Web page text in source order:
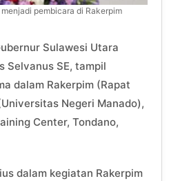
pembicara di Rakerpim
Sulawesi Utara
Selvanus SE, tampil
dalam Rakerpim (Rapat
Negeri Manado),
Center, Tondano,
dalam kegiatan Rakerpim